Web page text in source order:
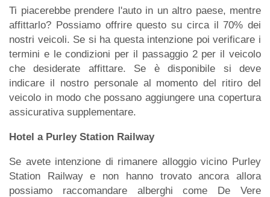
Ti piacerebbe prendere l'auto in un altro paese, mentre
affittarlo? Possiamo offrire questo su circa il 70% dei
nostri veicoli. Se si ha questa intenzione poi verificare i
termini e le condizioni per il passaggio 2 per il veicolo
che desiderate affittare. Se è disponibile si deve
indicare il nostro personale al momento del ritiro del
veicolo in modo che possano aggiungere una copertura
assicurativa supplementare.
Hotel a Purley Station Railway
Se avete intenzione di rimanere alloggio vicino Purley
Station Railway e non hanno trovato ancora allora
possiamo raccomandare alberghi come De Vere